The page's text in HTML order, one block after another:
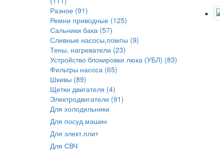
Разное (91)
Ремни приводные (125)
Сальники бака (57)
Сливные насосы,помпы (9)
Тены, нагреватели (23)
Устройство блокировки люка (УБЛ) (83)
Фильтры насоса (65)
Шкивы (89)
Щетки двигателя (4)
Электродвигатели (91)
Для холодильники
Для посуд.машин
Для элект.плит
Для СВЧ